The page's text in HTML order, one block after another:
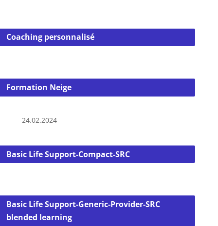
Coaching personnalisé
Formation Neige
24.02.2024
Basic Life Support-Compact-SRC
Basic Life Support-Generic-Provider-SRC
blended learning